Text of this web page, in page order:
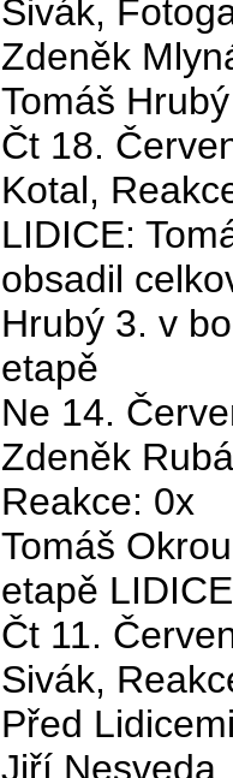
Sivák,
Zdeněk
Tomáš
Čt 18.
Kotal,
LIDICE:
obsadil
Hrubý 3. v
etapě
Ne 14.
Zdeněk
Reakce: 0x
Tomáš
etapě
Čt 11.
Sivák,
Před
Jiří Nesveda